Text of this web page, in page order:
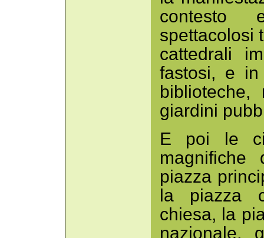
contesto
spettacolosi
cattedrali
fastosi, e in
giardini
E poi le
magnifiche
piazza
la piazza
chiesa, la
nazionale,